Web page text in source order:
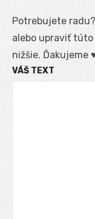
Potrebujete
alebo upraviť
nižšie. Ďakujeme
VÁŠ TEXT